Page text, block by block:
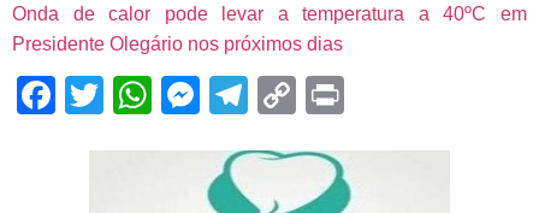
Onda de calor pode levar a temperatura a 40ºC em
Presidente Olegário nos próximos dias
Facebook
Twitter
WhatsApp
Messenger
Telegram
Copy